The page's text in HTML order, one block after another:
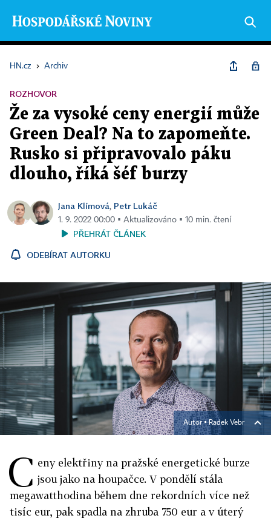
HN.cz › Archiv
ROZHOVOR
Že za vysoké ceny energií může
Green Deal? Na to zapomeňte.
Rusko si připravovalo páku
dlouho, říká šéf burzy
Jana Klímová, Petr Lukáč
1. 9. 2022 00:00 ▪ Aktualizováno ▪ 10 min. čtení
PŘEHRÁT ČLÁNEK
ODEBÍRAT AUTORKU
Autor ▪Radek Vebr
C eny elektřiny na pražské energetické burze
jsou jako na houpačce. V pondělí stála
megawatthodina během dne rekordních více než
tisíc eur, pak spadla na zhruba 750 eur a v úterý